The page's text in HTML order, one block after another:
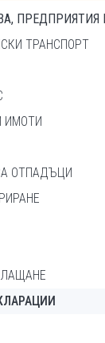
ПРЕДПРИЯТИЯ
ТРАНСПОРТ
ИМОТИ
ОТПАДЪЦИ